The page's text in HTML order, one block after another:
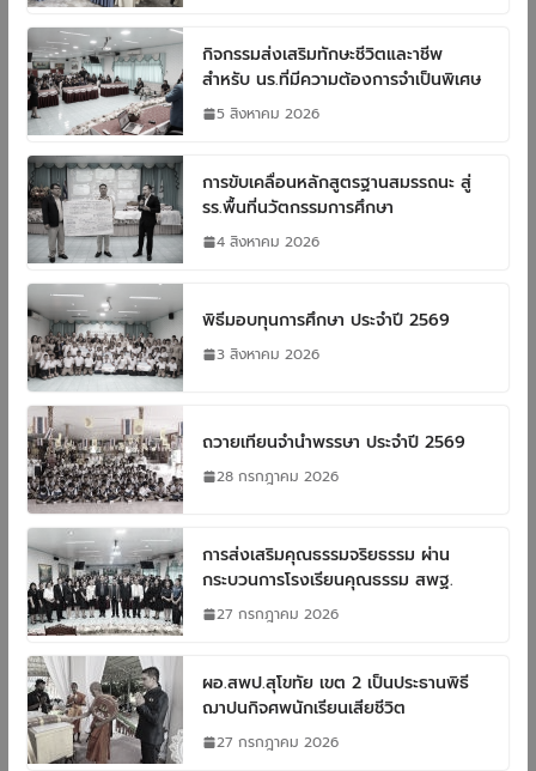
กิจกรรมส่งเสริมทักษะชีวิตและาชีพ
สำหรับ นร.ที่มีความต้องการจำเป็นพิเศษ
5 สิงหาคม 2026
การขับเคลื่อนหลักสูตรฐานสมรรถนะ สู่
รร.พื้นที่นวัตกรรมการศึกษา
4 สิงหาคม 2026
พิธีมอบทุนการศึกษา ประจำปี 2569
3 สิงหาคม 2026
ถวายเทียนจำนำพรรษา ประจำปี 2569
28 กรกฎาคม 2026
การส่งเสริมคุณธรรมจริยธรรม ผ่าน
กระบวนการโรงเรียนคุณธรรม สพฐ.
27 กรกฎาคม 2026
ผอ.สพป.สุโขทัย เขต 2 เป็นประธานพิธี
ฌาปนกิจศพนักเรียนเสียชีวิต
27 กรกฎาคม 2026